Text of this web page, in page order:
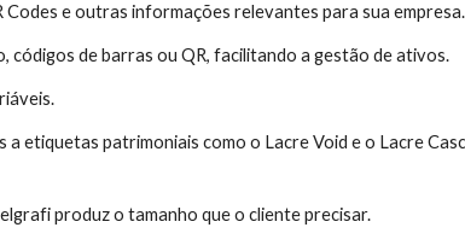
e outras informações relevantes para sua empresa.
códigos de barras ou QR, facilitando a gestão de ativos.
etiquetas patrimoniais como o Lacre Void e o Lacre
produz o tamanho que o cliente precisar.